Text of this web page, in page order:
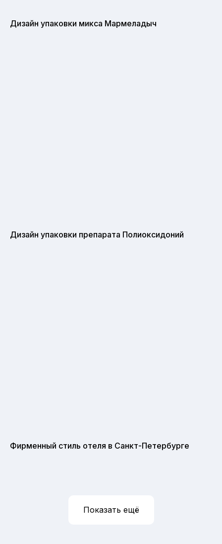
Дизайн упаковки микса Мармеладыч
Дизайн упаковки препарата Полиоксидоний
Фирменный стиль отеля в Санкт-Петербурге
Показать ещё